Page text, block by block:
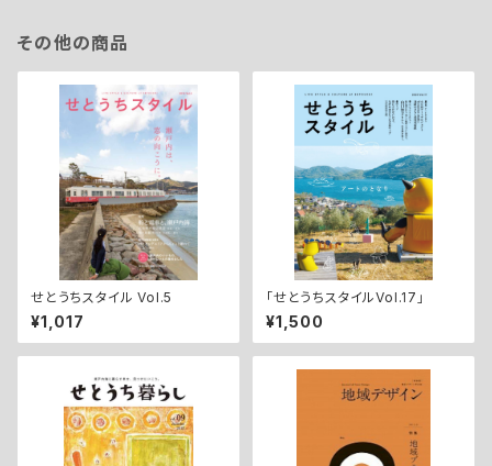
その他の商品
せとうちスタイル Vol.5
¥1,017
「せとうちスタイルVol.17」
¥1,500